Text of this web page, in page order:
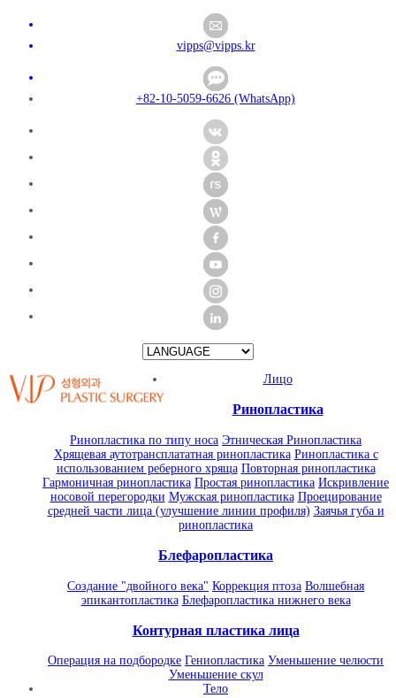
vipps@vipps.kr
+82-10-5059-6626 (WhatsApp)
Лицо
Ринопластика
Ринопластика по типу носа Этническая Ринопластика
Хрящевая аутотрансплататная ринопластика Ринопластика с
использованием реберного хряща Повторная ринопластика
Гармоничная ринопластика Простая ринопластика Искривление
носовой перегородки Мужская ринопластика Проецирование
средней части лица (улучшение линии профиля) Заячья губа и
ринопластика
Блефаропластика
Создание "двойного века" Коррекция птоза Волшебная
эпикантопластика Блефаропластика нижнего века
Контурная пластика лица
Операция на подбородке Гениопластика Уменьшение челюсти
Уменьшение скул
Тело